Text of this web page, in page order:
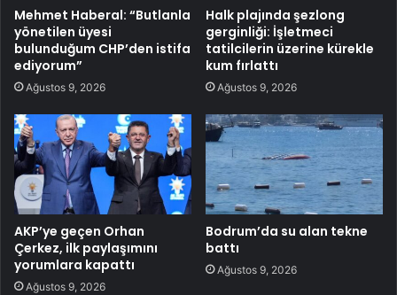
Mehmet Haberal: “Butlanla
yönetilen üyesi
bulunduğum CHP’den istifa
ediyorum”
Ağustos 9, 2026
Halk plajında şezlong
gerginliği: İşletmeci
tatilcilerin üzerine kürekle
kum fırlattı
Ağustos 9, 2026
AKP’ye geçen Orhan
Çerkez, ilk paylaşımını
yorumlara kapattı
Ağustos 9, 2026
Bodrum’da su alan tekne
battı
Ağustos 9, 2026